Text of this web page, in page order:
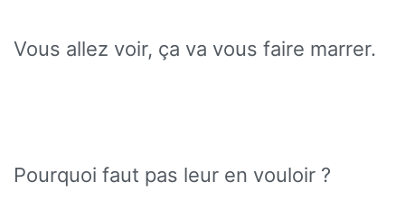
Vous allez voir, ça va vous faire marrer.
Pourquoi faut pas leur en vouloir ?